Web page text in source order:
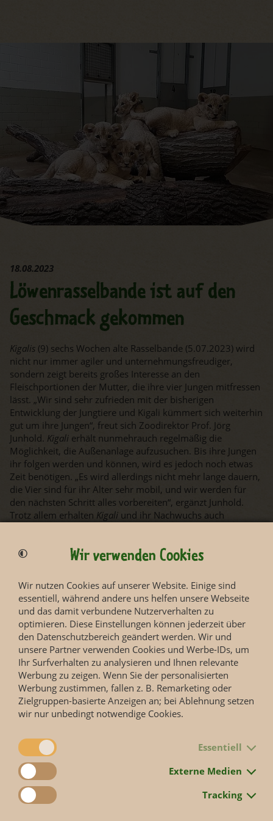
18.08.2023
Löwenrasselbande ist auf den
Geschmack gekommen
Kigalis (9) sechs Wochen alte Rasselbande (5.07.2023) wird
nicht nur immer agiler und unternehmungsfreudiger,
sondern zeigt bereits großes Interesse an den
Fleischportionen der Mutter, die ihre vier Jungen mitfressen
lässt. „Wir sind sehr zufrieden mit der bisherigen
Entwicklung der Jungtiere und Kigali kümmert sich weiterhin
gut um ihre Jungen“, freut sich Zoodirektor Prof. Jörg
Junhold. Kigali erhält nunmehrauch regelmäßig die
Möglichkeit, die Außenanlage aufzusuchen. Bis ihre Jungen
ihr folgen werden und können, wird es jedoch noch etwas
Zeit benötigen. „Es wird allerdings nicht mehr lange dauern,
die Vier sind für ihr Alter sehr mobil, und wir werden für
den nächsten Schritt alles vorbereiten“, ergänzt Junhold.
Trotz allem erhalten Kigali und ihr Nachwuchs auch
Wir verwenden Cookies
Wir nutzen Cookies auf unserer Website. Einige sind
essentiell, während andere uns helfen unsere Webseite
und das damit verbundene Nutzerverhalten zu
optimieren. Diese Einstellungen können jederzeit über
den Datenschutzbereich geändert werden. Wir und
unsere Partner verwenden Cookies und Werbe-IDs, um
Ihr Surfverhalten zu analysieren und Ihnen relevante
Werbung zu zeigen. Wenn Sie der personalisierten
Werbung zustimmen, fallen z. B. Remarketing oder
Zielgruppen-basierte Anzeigen an; bei Ablehnung setzen
wir nur unbedingt notwendige Cookies.
Essentiell
Externe Medien
Tracking